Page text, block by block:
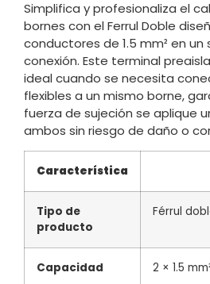
Simplifica y profesionaliza el
bornes con el Ferrul Doble
conductores de 1.5 mm² en
conexión. Este terminal
ideal cuando se necesita
flexibles a un mismo borne,
fuerza de sujeción se aplique
ambos sin riesgo de daño o
Característica
Tipo de
producto
Férrul
Capacidad 2 × 1.5